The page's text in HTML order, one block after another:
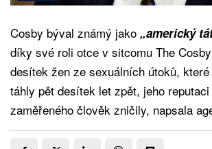
Cosby býval známý jako „americký
díky své roli otce v sitcomu The
desítek žen ze sexuálních útoků,
táhly pět desítek let zpět, jeho
zaměřeného člověk zničily, napsala